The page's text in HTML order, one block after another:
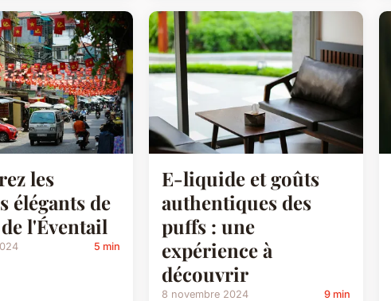
les
élégants de
l'Éventail
5 min
E-liquide et goûts
authentiques des
puffs : une
expérience à
découvrir
8 novembre 2024 9 min